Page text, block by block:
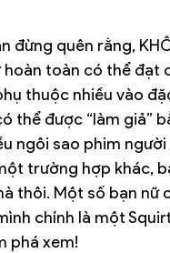
đừng quên rằng,
hoàn toàn có thể đạt
thuộc nhiều vào
thể được “làm giả”
ngôi sao phim
trường hợp khác,
thôi. Một số bạn nữ
chính là một
phá xem!